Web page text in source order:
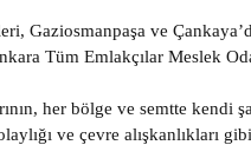
Gaziosmanpaşa ve
Tüm Emlakçılar Meslek
her bölge ve semtte
ve çevre alışkanlıkları